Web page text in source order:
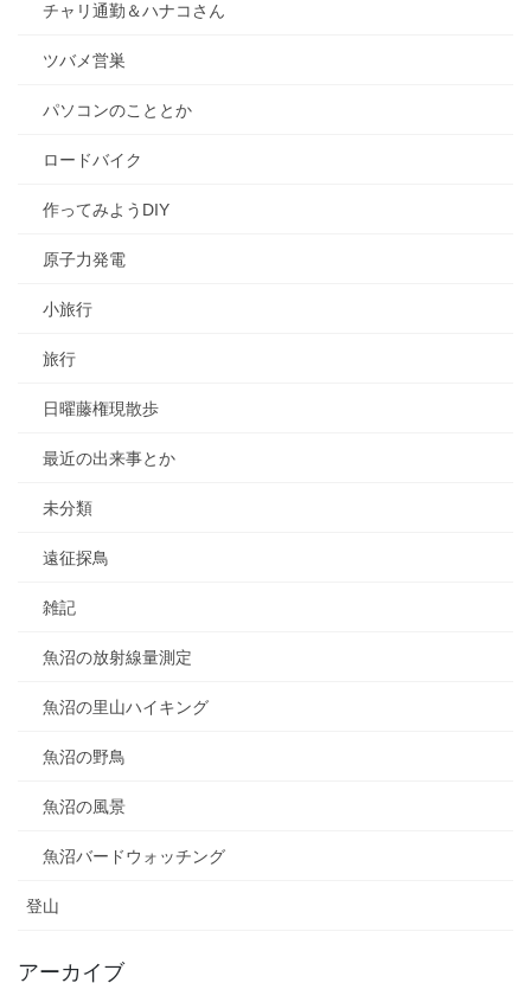
チャリ通勤＆ハナコさん
ツバメ営巣
パソコンのこととか
ロードバイク
作ってみようDIY
原子力発電
小旅行
旅行
日曜藤権現散歩
最近の出来事とか
未分類
遠征探鳥
雑記
魚沼の放射線量測定
魚沼の里山ハイキング
魚沼の野鳥
魚沼の風景
魚沼バードウォッチング
登山
アーカイブ